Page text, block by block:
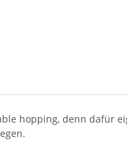
hopping, denn dafür